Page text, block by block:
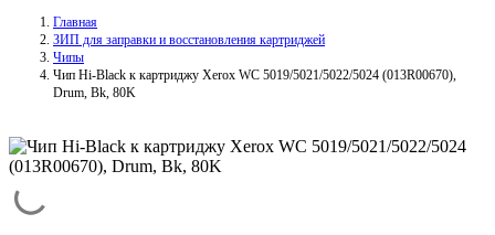
Главная
ЗИП для заправки и восстановления картриджей
Чипы
Чип Hi-Black к картриджу Xerox WC 5019/5021/5022/5024 (013R00670),
Drum, Bk, 80K